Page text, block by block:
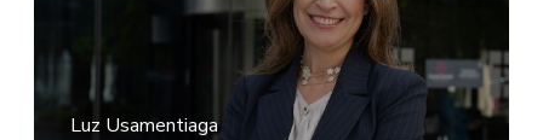
Luz Usamentiaga